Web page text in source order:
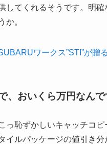
してくれるそうです。明
うか。
ワークス”STI”が
、おいくら万円なんで
っ恥ずかしいキャッチコ
イルパッケージの値引き